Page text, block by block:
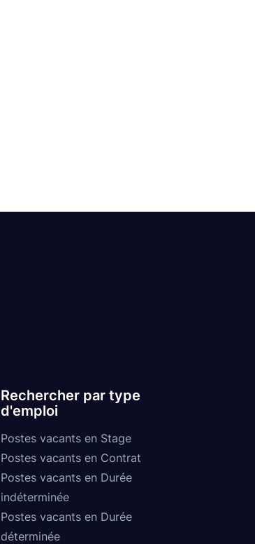
Rechercher par type
d'emploi
Postes vacants en Stage
Postes vacants en Contrat
Postes vacants en Durée
indéterminée
Postes vacants en Durée
déterminée